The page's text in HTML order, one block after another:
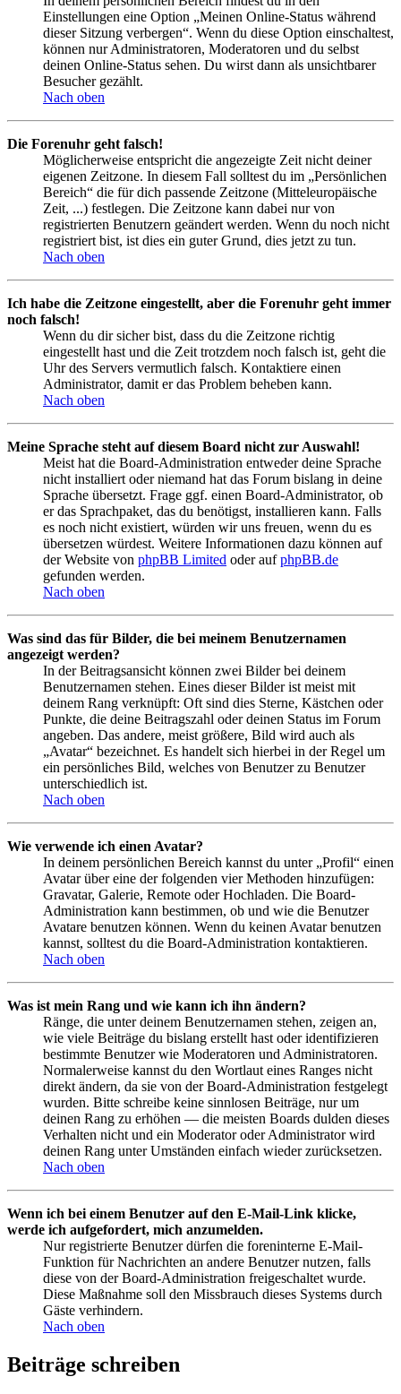
Einstellungen eine Option „Meinen Online-Status während
dieser Sitzung verbergen“. Wenn du diese Option einschaltest,
können nur Administratoren, Moderatoren und du selbst
deinen Online-Status sehen. Du wirst dann als unsichtbarer
Besucher gezählt.
Nach oben
Die Forenuhr geht falsch!
Möglicherweise entspricht die angezeigte Zeit nicht deiner
eigenen Zeitzone. In diesem Fall solltest du im „Persönlichen
Bereich“ die für dich passende Zeitzone (Mitteleuropäische
Zeit, ...) festlegen. Die Zeitzone kann dabei nur von
registrierten Benutzern geändert werden. Wenn du noch nicht
registriert bist, ist dies ein guter Grund, dies jetzt zu tun.
Nach oben
Ich habe die Zeitzone eingestellt, aber die Forenuhr geht immer
noch falsch!
Wenn du dir sicher bist, dass du die Zeitzone richtig
eingestellt hast und die Zeit trotzdem noch falsch ist, geht die
Uhr des Servers vermutlich falsch. Kontaktiere einen
Administrator, damit er das Problem beheben kann.
Nach oben
Meine Sprache steht auf diesem Board nicht zur Auswahl!
Meist hat die Board-Administration entweder deine Sprache
nicht installiert oder niemand hat das Forum bislang in deine
Sprache übersetzt. Frage ggf. einen Board-Administrator, ob
er das Sprachpaket, das du benötigst, installieren kann. Falls
es noch nicht existiert, würden wir uns freuen, wenn du es
übersetzen würdest. Weitere Informationen dazu können auf
der Website von phpBB Limited oder aufphpBB.de
gefunden werden.
Nach oben
Was sind das für Bilder, die bei meinem Benutzernamen
angezeigt werden?
In der Beitragsansicht können zwei Bilder bei deinem
Benutzernamen stehen. Eines dieser Bilder ist meist mit
deinem Rang verknüpft: Oft sind dies Sterne, Kästchen oder
Punkte, die deine Beitragszahl oder deinen Status im Forum
angeben. Das andere, meist größere, Bild wird auch als
„Avatar“ bezeichnet. Es handelt sich hierbei in der Regel um
ein persönliches Bild, welches von Benutzer zu Benutzer
unterschiedlich ist.
Nach oben
Wie verwende ich einen Avatar?
In deinem persönlichen Bereich kannst du unter „Profil“ einen
Avatar über eine der folgenden vier Methoden hinzufügen:
Gravatar, Galerie, Remote oder Hochladen. Die Board-
Administration kann bestimmen, ob und wie die Benutzer
Avatare benutzen können. Wenn du keinen Avatar benutzen
kannst, solltest du die Board-Administration kontaktieren.
Nach oben
Was ist mein Rang und wie kann ich ihn ändern?
Ränge, die unter deinem Benutzernamen stehen, zeigen an,
wie viele Beiträge du bislang erstellt hast oder identifizieren
bestimmte Benutzer wie Moderatoren und Administratoren.
Normalerweise kannst du den Wortlaut eines Ranges nicht
direkt ändern, da sie von der Board-Administration festgelegt
wurden. Bitte schreibe keine sinnlosen Beiträge, nur um
deinen Rang zu erhöhen — die meisten Boards dulden dieses
Verhalten nicht und ein Moderator oder Administrator wird
deinen Rang unter Umständen einfach wieder zurücksetzen.
Nach oben
Wenn ich bei einem Benutzer auf den E-Mail-Link klicke,
werde ich aufgefordert, mich anzumelden.
Nur registrierte Benutzer dürfen die foreninterne E-Mail-
Funktion für Nachrichten an andere Benutzer nutzen, falls
diese von der Board-Administration freigeschaltet wurde.
Diese Maßnahme soll den Missbrauch dieses Systems durch
Gäste verhindern.
Nach oben
Beiträge schreiben